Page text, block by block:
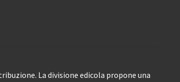
La divisione edicola propone una